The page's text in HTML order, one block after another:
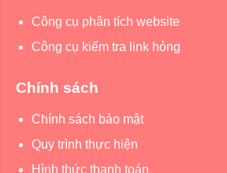
Công cụ phân tích website
Công cụ kiểm tra link hỏng
Chính sách
Chính sách bảo mật
Quy trình thực hiện
Hình thức thanh toán